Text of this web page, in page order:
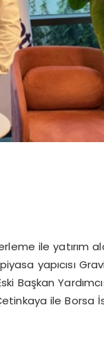
ile yatırım
yapıcısı
Başkan
ile Borsa